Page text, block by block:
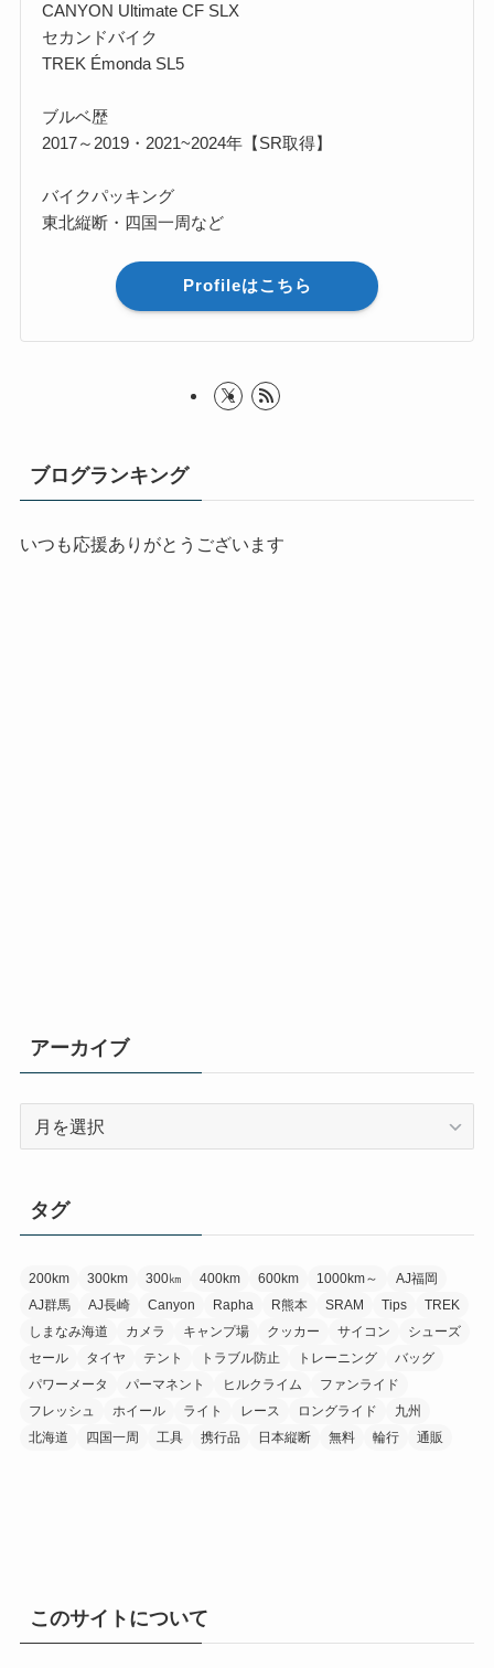
CANYON Ultimate CF SLX
セカンドバイク
TREK Émonda SL5
ブルベ歴
2017～2019・2021~2024年【SR取得】
バイクパッキング
東北縦断・四国一周など
Profileはこちら
ブログランキング
いつも応援ありがとうございます
アーカイブ
ブ
タグ
200km 300km 300㎞ 400km 600km 1000km～
AJ福岡
AJ群馬
AJ長崎 Canyon Rapha R熊本 SRAM Tips
TREK
しまなみ海道
カメラ キャンプ場 クッカー サイコン
シューズ
セール
タイヤ テント トラブル防止 トレーニング
バッグ
パワーメータ
パーマネント ヒルクライム
ファンライド
フレッシュ
ホイール ライト レース ロングライド
九州
北海道
四国一周 工具 携行品 日本縦断 無料 輪行 通販
このサイトについて